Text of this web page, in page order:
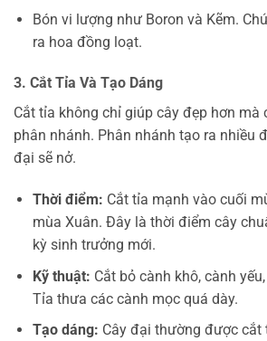
Bón vi lượng như Boron và Kẽm.
ra hoa đồng loạt.
3. Cắt Tỉa Và Tạo Dáng
Cắt tỉa không chỉ giúp cây đẹp hơn mà
phân nhánh. Phân nhánh tạo ra nhiều
đại sẽ nở.
Thời điểm: Cắt tỉa mạnh vào cuối
mùa Xuân. Đây là thời điểm cây
kỳ sinh trưởng mới.
Kỹ thuật: Cắt bỏ cành khô, cành
Tỉa thưa các cành mọc quá dày.
Tạo dáng: Cây đại thường được cắt